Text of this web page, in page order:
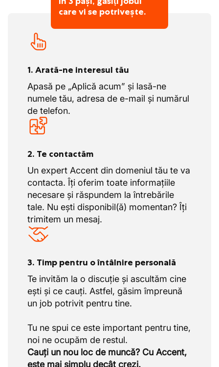
transport door-to-doorpersonalizate pentru
care vi se potrivește.
1. Arată-ne interesul tău
Apasă pe „Aplică acum” și lasă-ne
numele tău, adresa de e-mail și numărul
de telefon.
2. Te contactăm
Un expert Accent din domeniul tău te va
contacta. Îți oferim toate informațiile
necesare și răspundem la întrebările
tale. Nu ești disponibil(ă) momentan? Îți
trimitem un mesaj.
3. Timp pentru o întâlnire personală
Te invităm la o discuție și ascultăm cine
ești și ce cauți. Astfel, găsim împreună
un job potrivit pentru tine.
Tu ne spui ce este important pentru tine,
Cauți un nou loc de muncă? Cu Accent,
este mai simplu decât crezi.